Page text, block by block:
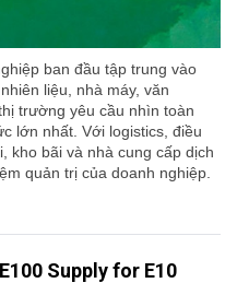
ban đầu tập trung vào
liệu, nhà máy, văn
trường yêu cầu nhìn toàn
lớn nhất. Với logistics, điều
kho bãi và nhà cung cấp dịch
quản trị của doanh nghiệp.
Supply for E10